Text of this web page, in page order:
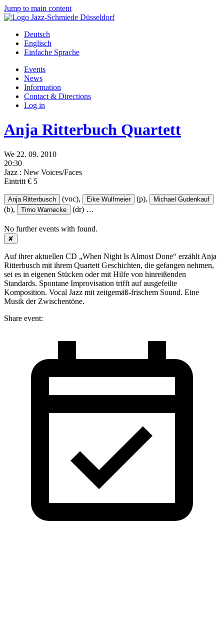
Jump to main content
Deutsch
Englisch
Einfache Sprache
Events
News
Information
Contact & Directions
Log in
Anja Ritterbuch Quartett
We 22. 09. 2010
20:30
Jazz : New Voices/Faces
Eintritt € 5
Anja Ritterbusch (voc), Eike Wulfmeier (p), Michael Gudenkauf
(b), Timo Warnecke (dr) …
No further events with found.
✘
Auf ihrer aktuellen CD „When Night Is Almost Done“ erzählt Anja
Ritterbusch mit ihrem Quartett Geschichten, die gefangen nehmen,
sei es in eigenen Stücken oder mit Hilfe von hinreißenden
Standards. Spontane Improvisation trifft auf ausgefeilte
Komposition. Vocal Jazz mit zeitgemäß-frischem Sound. Eine
Musik der Zwischentöne.
Share event: